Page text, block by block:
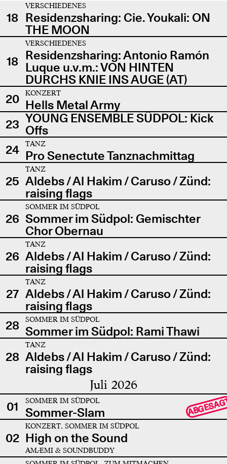
18
VERSCHIEDENES
Residenzsharing: Cie. Youkali: ON
THE MOON
18
VERSCHIEDENES
Residenzsharing: Antonio Ramón
Luque u.v.m.: VON HINTEN
DURCHS KNIE INS AUGE (AT)
20
KONZERT
Hells Metal Army
23 YOUNG ENSEMBLE SÜDPOL: Kick
Offs
24
TANZ
Pro Senectute Tanznachmittag
25
TANZ
Aldebs / Al Hakim / Caruso / Zünd:
raising flags
26
SOMMER IM SÜDPOL
Sommer im Südpol: Gemischter
Chor Obernau
26
TANZ
Aldebs / Al Hakim / Caruso / Zünd:
raising flags
27
TANZ
Aldebs / Al Hakim / Caruso / Zünd:
raising flags
28
SOMMER IM SÜDPOL
Sommer im Südpol: Rami Thawi
28
TANZ
Aldebs / Al Hakim / Caruso / Zünd:
raising flags
Juli 2026
01 SOMMER IM SÜDPOL
Sommer-Slam
02
KONZERT, SOMMER IM SÜDPOL
High on the Sound
AMÆMI & SOUNDBUDDY